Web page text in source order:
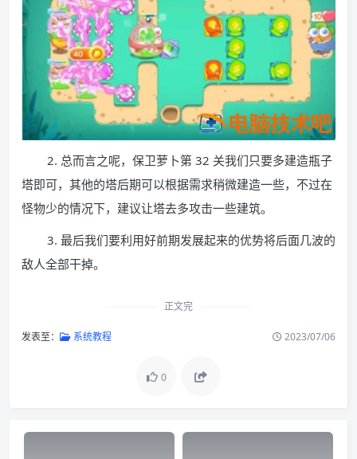
2. 总而言之呢，保卫萝卜第 32 关我们只要多建造瓶子
塔即可，其他的塔后期可以根据需求稍微建造一些，不过在
怪物少的情况下，建议让塔去多攻击一些建筑。
3. 最后我们要利用好前期发展起来的优势将后面几波的
敌人全部干掉。
正文完
发表至： 系统教程 2023/07/06
0